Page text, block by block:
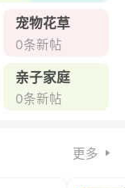
宠物花草
0条新帖
亲子家庭
0条新帖
更多